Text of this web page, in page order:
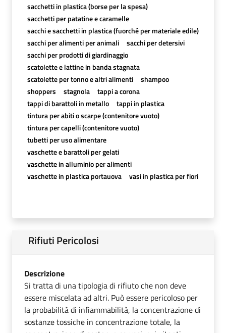
sacchetti in plastica (borse per la spesa)
sacchetti per patatine e caramelle
sacchi e sacchetti in plastica (fuorché per materiale edile)
sacchi per alimenti per animali
sacchi per detersivi
sacchi per prodotti di giardinaggio
scatolette e lattine in banda stagnata
scatolette per tonno e altri alimenti
shampoo
shoppers
stagnola
tappi a corona
tappi di barattoli in metallo
tappi in plastica
tintura per abiti o scarpe (contenitore vuoto)
tintura per capelli (contenitore vuoto)
tubetti per uso alimentare
vaschette e barattoli per gelati
vaschette in alluminio per alimenti
vaschette in plastica portauova
vasi in plastica per fiori
Rifiuti Pericolosi
Descrizione
Si tratta di una tipologia di rifiuto che non deve
essere miscelata ad altri. Può essere pericoloso per
la probabilità di infiammabilità, la concentrazione di
sostanze tossiche in concentrazione totale, la